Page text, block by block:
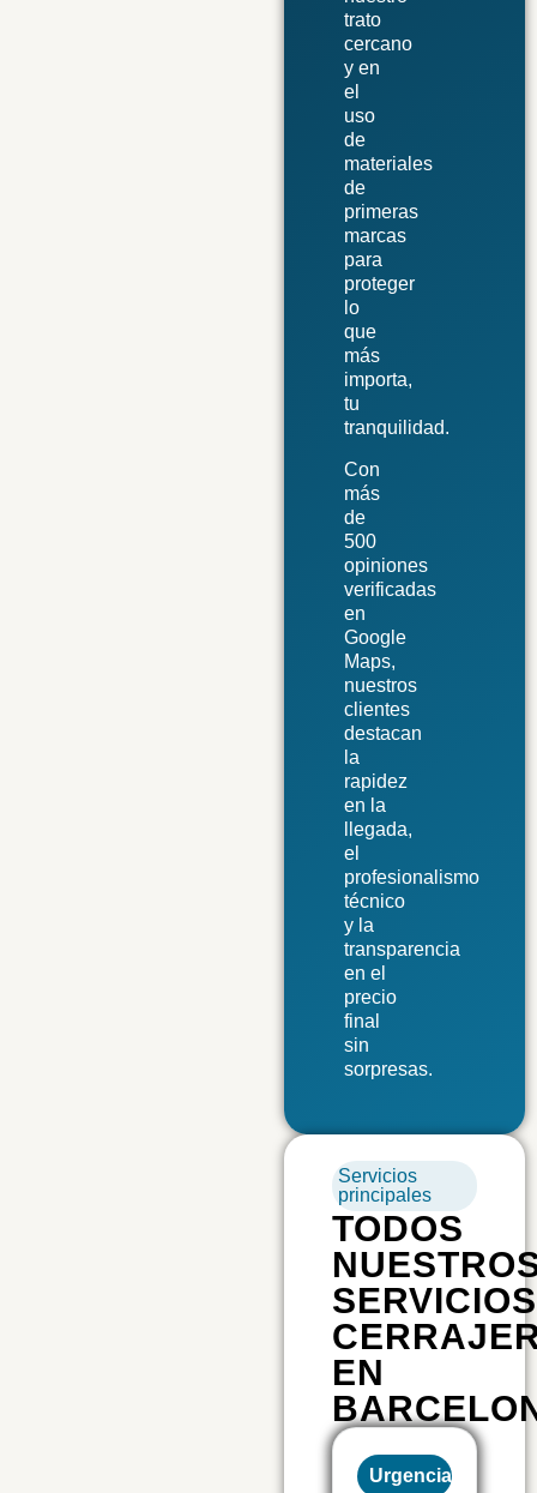
trato
cercano
y en
el
uso
de
materiales
de
primeras
marcas
para
proteger
lo
que
más
importa,
tu
tranquilidad.
Con
más
de
500
opiniones
verificadas
en
Google
Maps,
nuestros
clientes
destacan
la
rapidez
en la
llegada,
el
profesionalismo
técnico
y la
transparencia
en el
precio
final
sin
sorpresas.
Servicios
principales
TODOS
SERVICIOS
EN
Urgencias